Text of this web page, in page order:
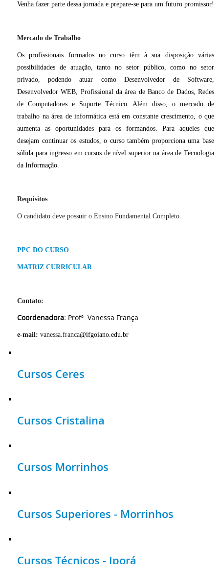
Venha fazer parte dessa jornada e prepare-se para um futuro promissor!
Mercado de Trabalho
Os profissionais formados no curso têm à sua disposição várias
possibilidades de atuação, tanto no setor público, como no setor
privado, podendo atuar como Desenvolvedor de Software,
Desenvolvedor WEB, Profissional da área de Banco de Dados, Redes
de Computadores e Suporte Técnico. Além disso, o mercado de
trabalho na área de informática está em constante crescimento, o que
aumenta as oportunidades para os formandos. Para aqueles que
desejam continuar os estudos, o curso também proporciona uma base
sólida para ingresso em cursos de nível superior na área de Tecnologia
da Informação.
Requisitos
O candidato deve possuir o Ensino Fundamental Completo.
PPC DO CURSO
MATRIZ CURRICULAR
Contato:
Coordenadora: Profª. Vanessa França
e-mail: vanessa.franca@ifgoiano.edu.br
Cursos Ceres
Cursos Cristalina
Cursos Morrinhos
Cursos Superiores - Morrinhos
Cursos Técnicos - Iporá